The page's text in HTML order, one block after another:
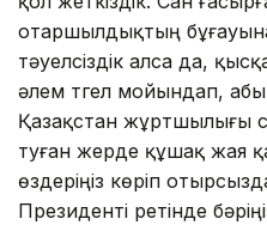
отаршылдықтың
тәуелсіздік алса да,
әлем түгел мойындап,
Қазақстан жұртшылығы
туған жерде құшақ жая
өздеріңіз көріп
Президенті ретінде